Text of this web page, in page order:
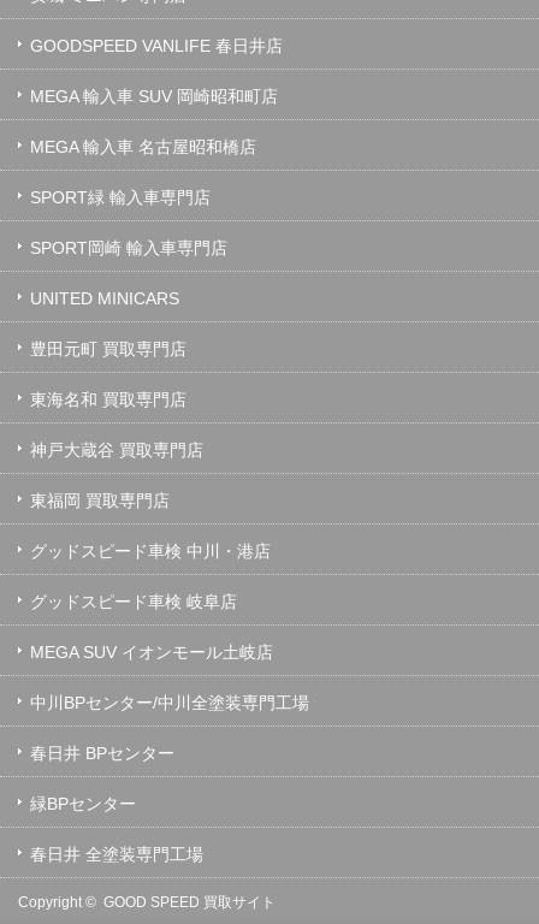
GOODSPEED VANLIFE 春日井店
MEGA 輸入車 SUV 岡崎昭和町店
MEGA 輸入車 名古屋昭和橋店
SPORT緑 輸入車専門店
SPORT岡崎 輸入車専門店
UNITED MINICARS
豊田元町 買取専門店
東海名和 買取専門店
神戸大蔵谷 買取専門店
東福岡 買取専門店
グッドスピード車検 中川・港店
グッドスピード車検 岐阜店
MEGA SUV イオンモール土岐店
中川BPセンター/中川全塗装専門工場
春日井 BPセンター
緑BPセンター
春日井 全塗装専門工場
Copyright © GOOD SPEED 買取サイト